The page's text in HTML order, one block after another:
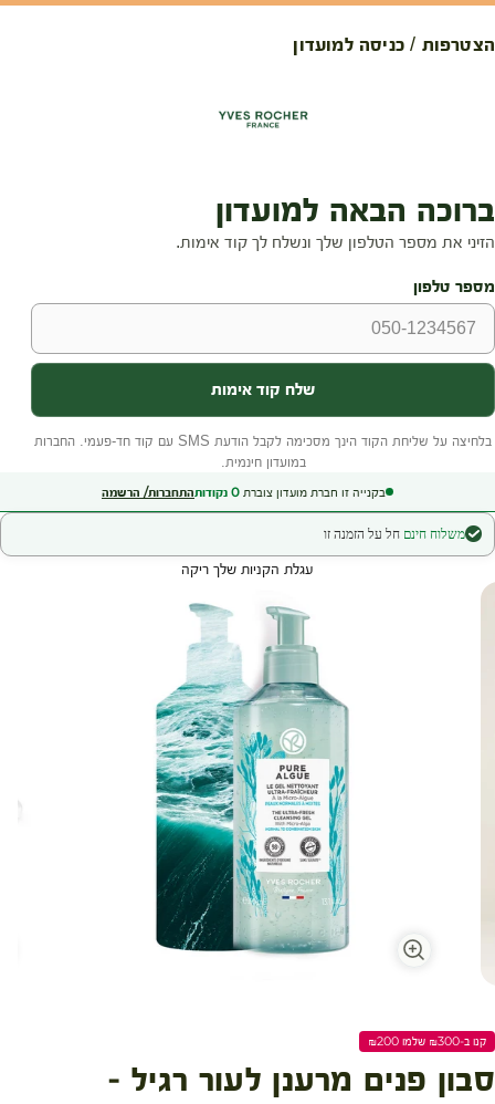
הצטרפות / כניסה למועדון
בקנייה זו חברת מועדון צוברת 0 נקודותהתחברות/ הרשמה
משלוח חינם חל על הזמנה זו
עגלת הקניות שלך ריקה
קנו ב-₪300 שלמו ₪200
סבון פנים מרענן לעור רגיל -